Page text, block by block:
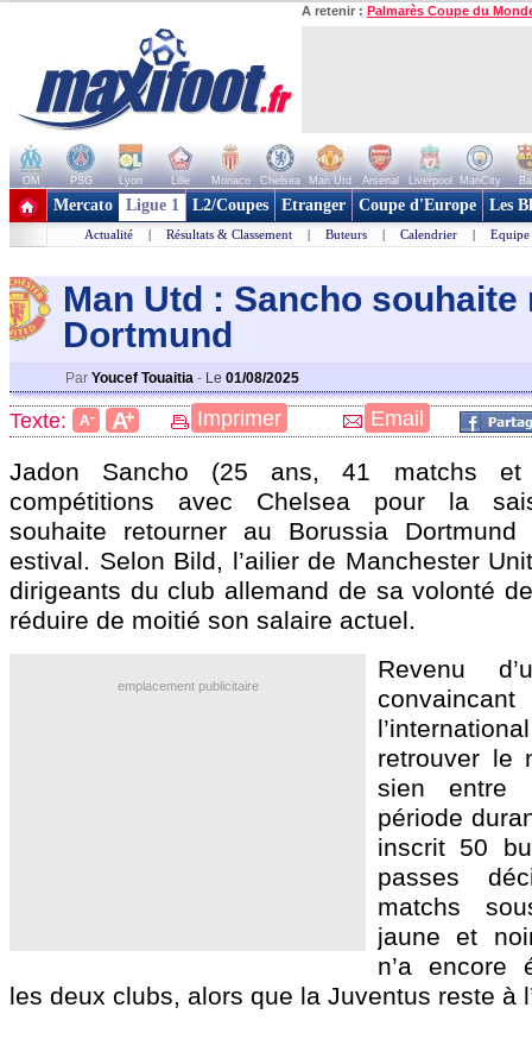
A retenir : Palmarès Coupe du
OM PSG Lyon Lille Monaco Chelsea Man Utd Arsenal Liverpool ManCity
+ de clubs
Mercato Ligue 1 L2/Coupes Etranger Coupe d'Europe Les
Actualité | Résultats & Classement | Buteurs | Calendrier | Equipe
Man Utd : Sancho
Dortmund
Par Youcef Touaitia - Le 01/08/2025
Texte: A- A+ Imprimer Email
Jadon Sancho (25 ans, 41 matchs et
compétitions avec Chelsea pour la
souhaite retourner au Borussia
estival. Selon Bild, l’ailier de Manchester
dirigeants du club allemand de sa volonté
réduire de moitié son salaire actuel.
emplacement publicitaire
Revenu
retrouver le
sien entre
période
inscrit 50
passes
matchs
jaune et
n’a encore
les deux clubs, alors que la Juventus reste à